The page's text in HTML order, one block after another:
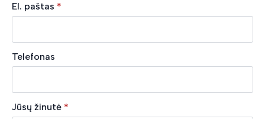
El. paštas *
Telefonas
Jūsų žinutė *